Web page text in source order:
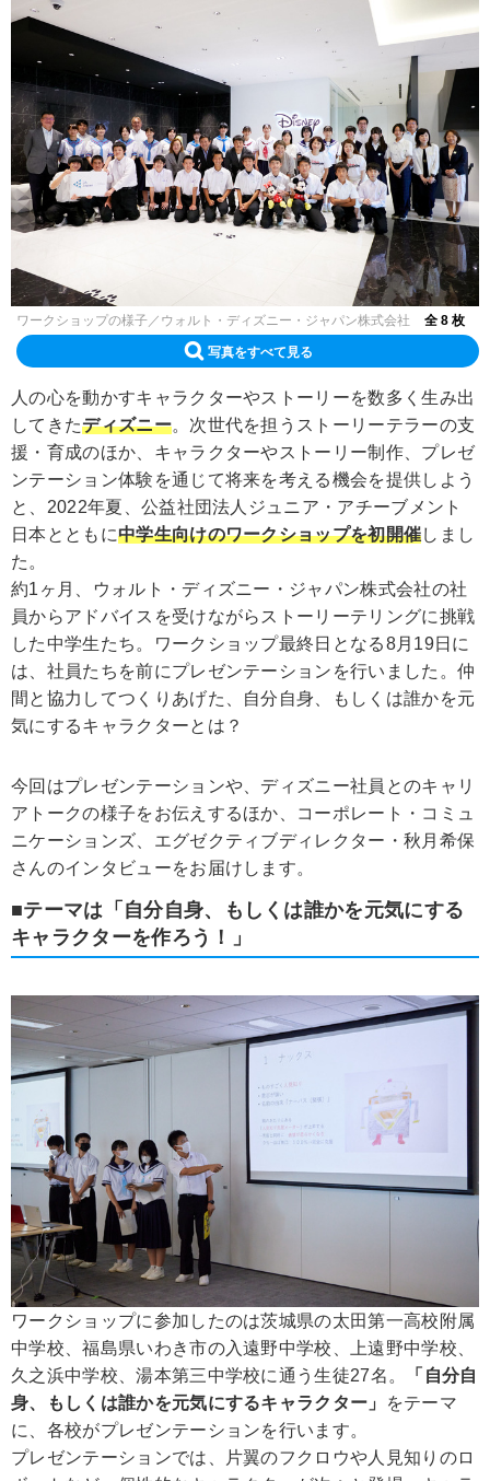
ワークショップの様子／ウォルト・ディズニー・ジャパン株式会社 全 8 枚
写真をすべて見る
人の心を動かすキャラクターやストーリーを数多く生み出
してきたディズニー。次世代を担うストーリーテラーの支
援・育成のほか、キャラクターやストーリー制作、プレゼ
ンテーション体験を通じて将来を考える機会を提供しよう
と、2022年夏、公益社団法人ジュニア・アチーブメント
日本とともに中学生向けのワークショップを初開催しまし
た。
約1ヶ月、ウォルト・ディズニー・ジャパン株式会社の社
員からアドバイスを受けながらストーリーテリングに挑戦
した中学生たち。ワークショップ最終日となる8月19日に
は、社員たちを前にプレゼンテーションを行いました。仲
間と協力してつくりあげた、自分自身、もしくは誰かを元
気にするキャラクターとは？
今回はプレゼンテーションや、ディズニー社員とのキャリ
アトークの様子をお伝えするほか、コーポレート・コミュ
ニケーションズ、エグゼクティブディレクター・秋月希保
さんのインタビューをお届けします。
■テーマは「自分自身、もしくは誰かを元気にする
キャラクターを作ろう！」
ワークショップに参加したのは茨城県の太田第一高校附属
中学校、福島県いわき市の入遠野中学校、上遠野中学校、
久之浜中学校、湯本第三中学校に通う生徒27名。
「自分自
身、もしくは誰かを元気にするキャラクター」
をテーマ
に、各校がプレゼンテーションを行います。
プレゼンテーションでは、片翼のフクロウや人見知りのロ